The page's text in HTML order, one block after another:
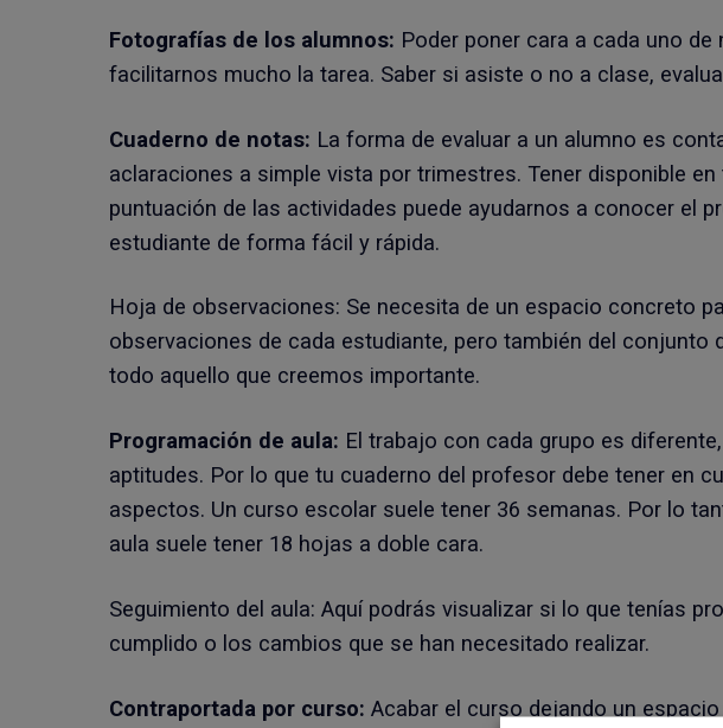
Fotografías de los alumnos: Poder poner cara a cada uno
facilitarnos mucho la tarea. Saber si asiste o no a clase,
Cuaderno de notas: La forma de evaluar a un alumno es
aclaraciones a simple vista por trimestres. Tener disponible
puntuación de las actividades puede ayudarnos a conocer el
estudiante de forma fácil y rápida.
Hoja de observaciones: Se necesita de un espacio concreto
observaciones de cada estudiante, pero también del conjunto
todo aquello que creemos importante.
Programación de aula: El trabajo con cada grupo es
aptitudes. Por lo que tu cuaderno del profesor debe tener en
aspectos. Un curso escolar suele tener 36 semanas. Por lo
aula suele tener 18 hojas a doble cara.
Seguimiento del aula: Aquí podrás visualizar si lo que tenías
cumplido o los cambios que se han necesitado realizar.
Contraportada por curso: Acabar el curso dejando un